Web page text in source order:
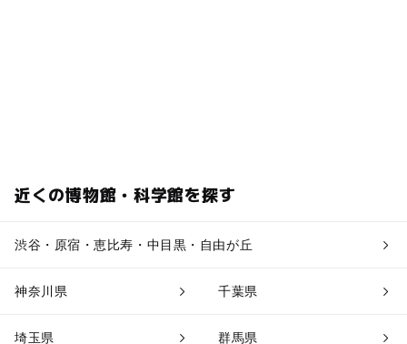
近くの博物館・科学館を探す
渋谷・原宿・恵比寿・中目黒・自由が丘
神奈川県 千葉県
埼玉県 群馬県